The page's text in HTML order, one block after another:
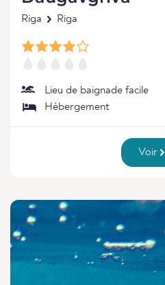
Riga Riga
Lieu de baignade facile
Hébergement
Voir